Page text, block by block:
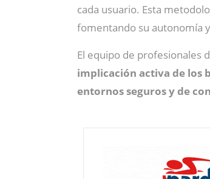
cada usuario. Esta
fomentando su autonomía
El equipo de profesionales
implicación activa de los
entornos seguros y de